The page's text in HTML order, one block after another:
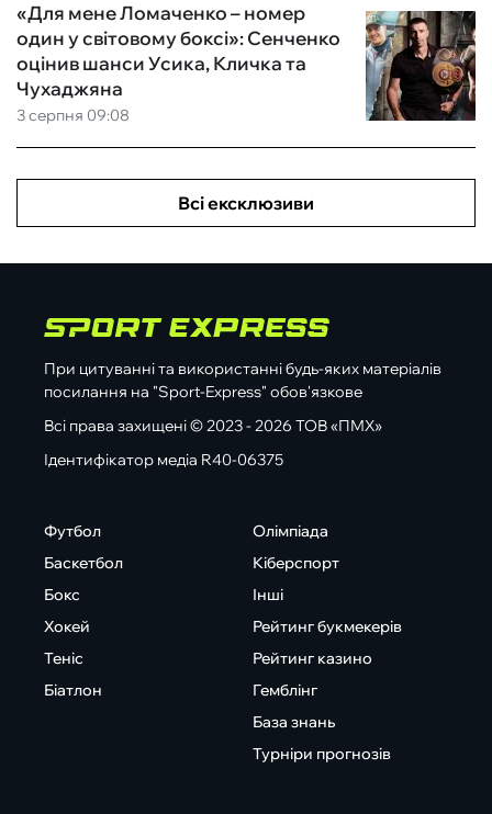
3 серпня 09:08
«Для мене Ломаченко – номер
один у світовому боксі»: Сенченко
оцінив шанси Усика, Кличка та
Чухаджяна
Всі ексклюзиви
При цитуванні та використанні будь-яких матеріалів
посилання на "Sport-Express" обов'язкове
Всі права захищені © 2023 - 2026 ТОВ «ПМХ»
Ідентифікатор медіа R40-06375
Футбол
Баскетбол
Бокс
Хокей
Теніс
Біатлон
Олімпіада
Кіберспорт
Інші
Рейтинг букмекерів
Рейтинг казино
Гемблінг
База знань
Турніри прогнозів